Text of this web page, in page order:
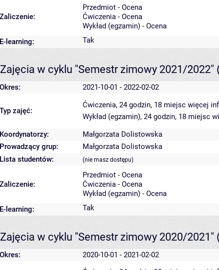
Zaliczenie:
Przedmiot - Ocena
Ćwiczenia - Ocena
Wykład (egzamin) - Ocena
E-learning:
Tak
Zajęcia w cyklu "Semestr zimowy 2021/2022"
Okres: 2021-10-01 - 2022-02-02
Typ zajęć:
Ćwiczenia, 24 godzin, 18 miejsc więcej
Wykład (egzamin), 24 godzin, 18 miejsc
Koordynatorzy:
Małgorzata Dolistowska
Prowadzący grup:
Małgorzata Dolistowska
Lista studentów:
(nie masz dostępu)
Zaliczenie:
Przedmiot - Ocena
Ćwiczenia - Ocena
Wykład (egzamin) - Ocena
E-learning:
Tak
Zajęcia w cyklu "Semestr zimowy 2020/2021"
Okres: 2020-10-01 - 2021-02-02